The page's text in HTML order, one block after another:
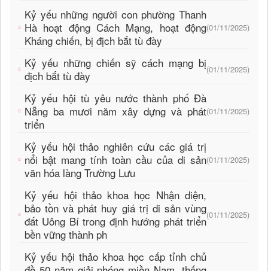
Kỷ yếu những người con phường Thanh
Hà hoạt động Cách Mạng, hoạt động
Kháng chiến, bị địch bắt tù đày
(01/11/2025)
Kỷ yếu những chiến sỹ cách mạng bị
địch bắt tù đày
(01/11/2025)
Kỷ yếu hội tù yêu nước thành phố Đà
Nẵng ba mươi năm xây dựng và phát
triển
(01/11/2025)
Kỷ yếu hội thảo nghiên cứu các giá trị
nổi bật mang tính toàn cầu của di sản
văn hóa làng Trường Lưu
(01/11/2025)
Kỷ yếu hội thảo khoa học Nhận diện,
bảo tồn và phát huy giá trị di sản vùng
đất Uông Bí trong định hướng phát triển
bền vững thành ph
(01/11/2025)
Kỷ yếu hội thảo khoa học cấp tỉnh chủ